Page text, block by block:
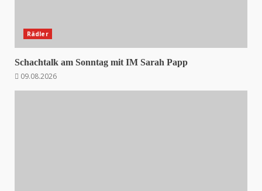
Rädler
Schachtalk am Sonntag mit IM Sarah Papp
09.08.2026